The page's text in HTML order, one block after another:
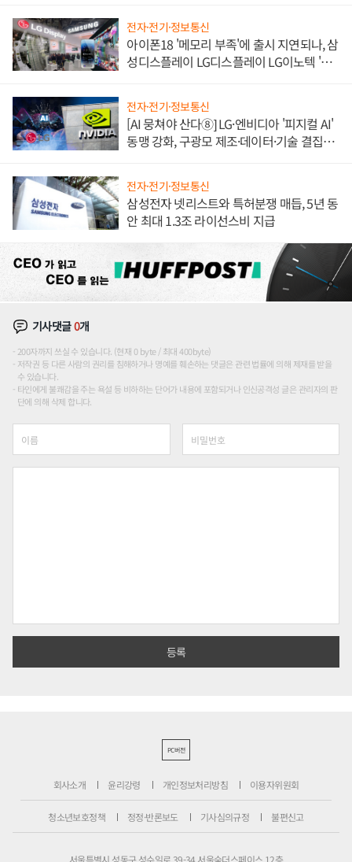
전자·전기·정보통신
아이폰18 '메모리 부족'에 출시 지연되나, 삼
성디스플레이 LG디스플레이 LG이노텍 '탈
전자·전기·정보통신
[AI 뭉쳐야 산다⑧] LG·엔비디아 '피지컬 AI'
동맹 강화, 구광모 제조·데이터·기술 결집
전자·전기·정보통신
삼성전자 넷리스트와 특허분쟁 매듭, 5년 동
안 최대 1.3조 라이선스비 지급
기사댓글0개
200자까지 쓰실 수 있습니다. (현재 0 byte / 최대 400byte)
저작권 등 다른 사람의 권리를 침해하거나 명예를 훼손하는 댓글은 관련 법률에 의해 제재를 받을
수 있습니다.
타인에게 불쾌감을 주는 욕설 등 비하하는 단어가 내용에 포함되거나 인신공격성 글은 관리자의 판
단에 의해 삭제 합니다.
PC버전
회사소개 윤리강령 개인정보처리방침 이용자위원회
청소년보호정책 정정·반론보도 기사심의규정 불편신고